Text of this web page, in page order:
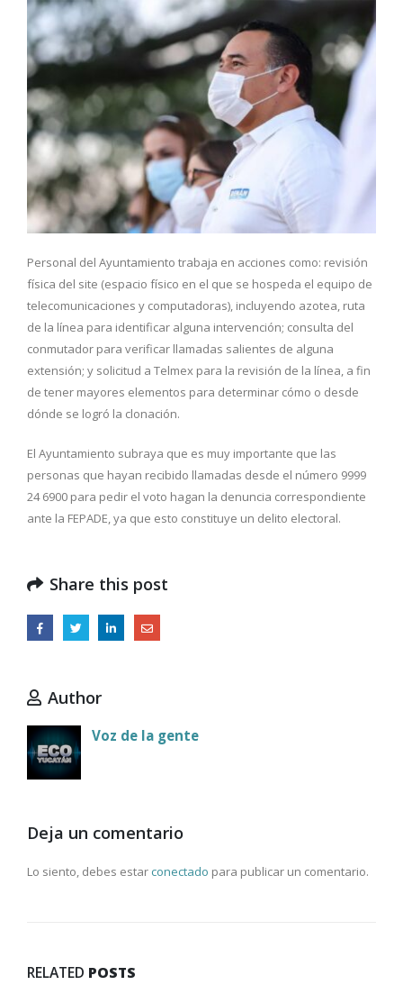
Personal del Ayuntamiento trabaja en acciones como: revisión
física del site (espacio físico en el que se hospeda el equipo de
telecomunicaciones y computadoras), incluyendo azotea, ruta
de la línea para identificar alguna intervención; consulta del
conmutador para verificar llamadas salientes de alguna
extensión; y solicitud a Telmex para la revisión de la línea, a fin
de tener mayores elementos para determinar cómo o desde
dónde se logró la clonación.
El Ayuntamiento subraya que es muy importante que las
personas que hayan recibido llamadas desde el número 9999
24 6900 para pedir el voto hagan la denuncia correspondiente
ante la FEPADE, ya que esto constituye un delito electoral.
Share this post
Author
Voz de la gente
Deja un comentario
Lo siento, debes estarconectado para publicar un comentario.
RELATED POSTS